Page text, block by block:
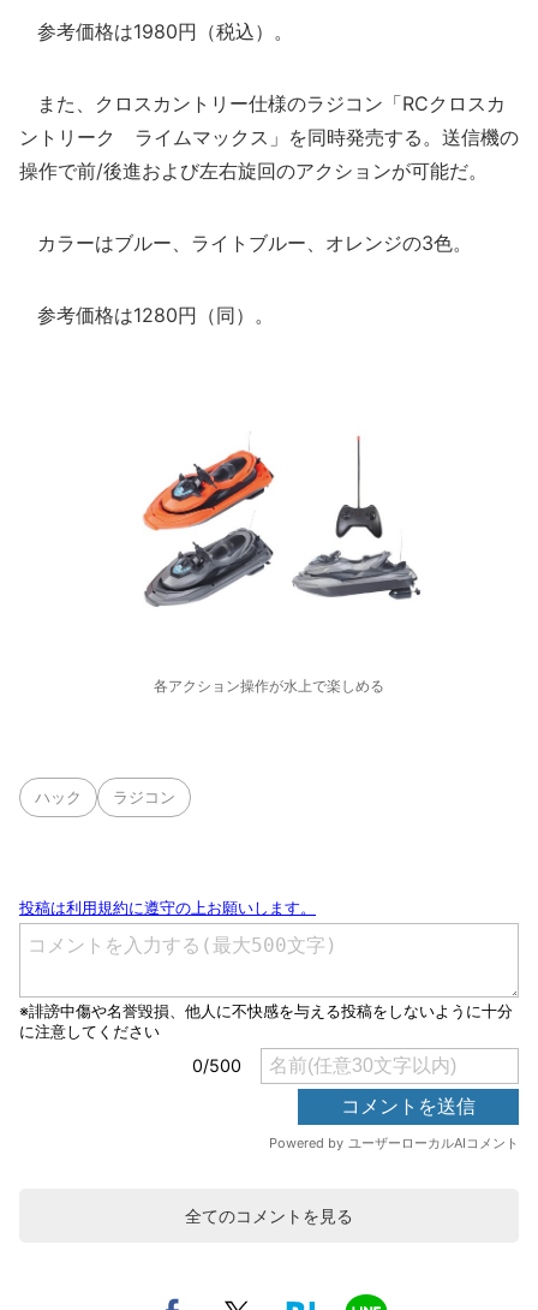
参考価格は1980円（税込）。
また、クロスカントリー仕様のラジコン「RCクロスカ
ントリーク ライムマックス」を同時発売する。送信機の
操作で前/後進および左右旋回のアクションが可能だ。
カラーはブルー、ライトブルー、オレンジの3色。
参考価格は1280円（同）。
各アクション操作が水上で楽しめる
ハック ラジコン
全てのコメントを見る